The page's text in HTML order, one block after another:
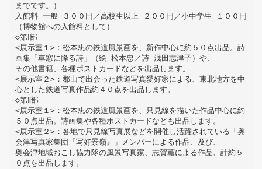
までです。）
入館料 一般 ３００円／高校生以上 ２００円／小中学生 １００円
（博物館への入館料として）
◇第Ⅰ部
<展示室１>：松本忠の鉄道風景画を、新作中心に約５０点出品。詩
画集「車窓に降る詩」（絵 松本忠／詩 浅田志津子）や、
その他書籍、各種ポストカードなどを出品します。
<展示室２>：郡山で出会った鉄道写真愛好家による、東北地方を中
心とした鉄道写真作品約４０点を出品します。
◇第Ⅱ部
<展示室１>：松本忠の鉄道風景画を、只見線を描いた作品中心に約
５０点出品。詩画集や各種ポストカードなども出品します。
<展示室２>：各地で只見線写真展などを開催し活躍されている「奥
会津写真家集団『写好景嶺』」メンバーによる作品、及び、
奥会津地域おこし協力隊の風景写真家、志賀薫による作品、計約５